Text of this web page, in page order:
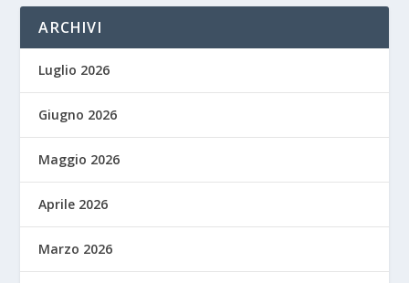
ARCHIVI
Luglio 2026
Giugno 2026
Maggio 2026
Aprile 2026
Marzo 2026